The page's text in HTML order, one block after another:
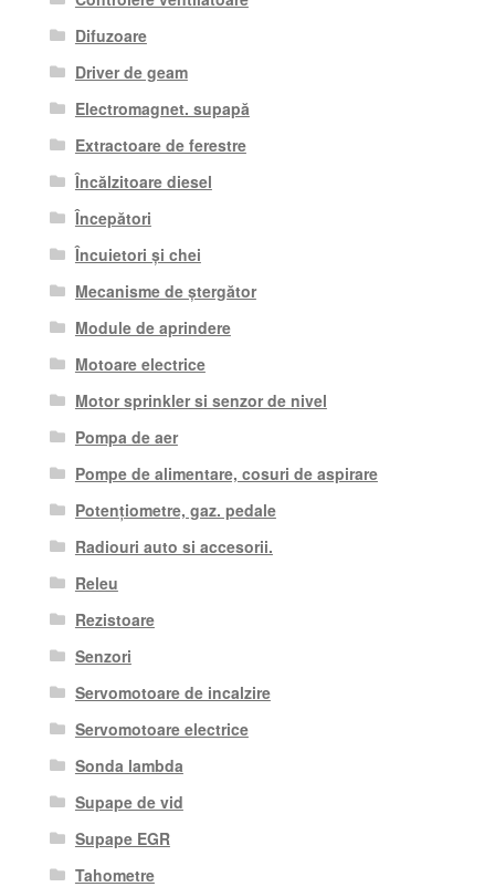
Difuzoare
Driver de geam
Electromagnet. supapă
Extractoare de ferestre
Încălzitoare diesel
Începători
Încuietori și chei
Mecanisme de ștergător
Module de aprindere
Motoare electrice
Motor sprinkler si senzor de nivel
Pompa de aer
Pompe de alimentare, cosuri de aspirare
Potențiometre, gaz. pedale
Radiouri auto si accesorii.
Releu
Rezistoare
Senzori
Servomotoare de incalzire
Servomotoare electrice
Sonda lambda
Supape de vid
Supape EGR
Tahometre